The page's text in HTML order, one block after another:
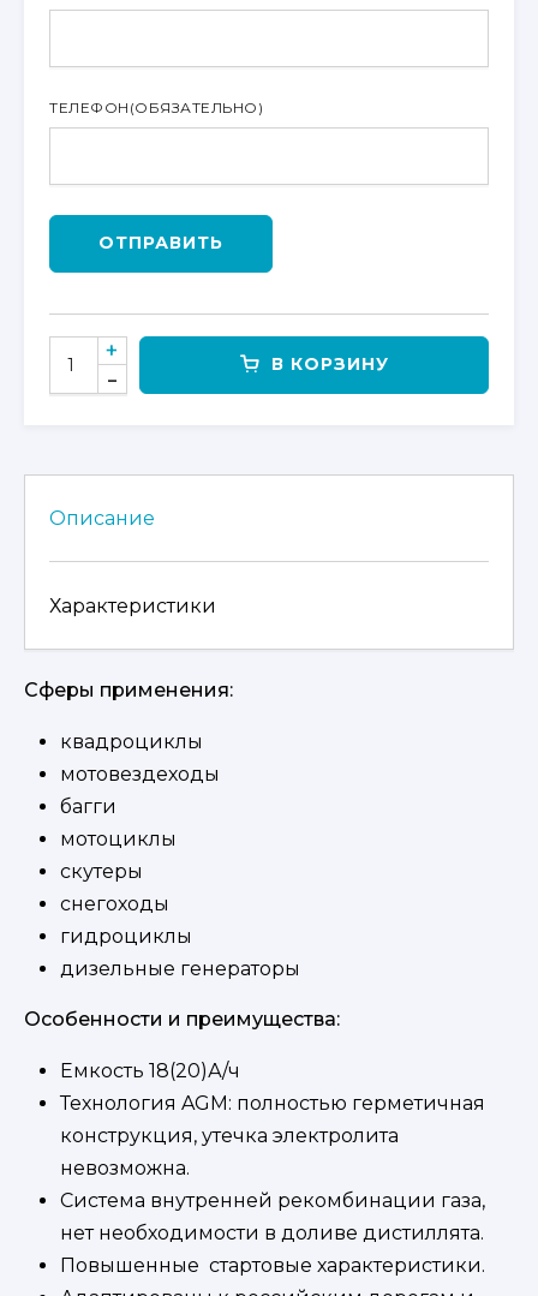
ТЕЛЕФОН (ОБЯЗАТЕЛЬНО)
ОТПРАВИТЬ
КОЛИЧЕСТВО
ТОВАРА
АКБ
18AH
В КОРЗИНУ
Описание
Характеристики
Сферы применения:
квадроциклы
мотовездеходы
багги
мотоциклы
скутеры
снегоходы
гидроциклы
дизельные генераторы
Особенности и преимущества:
Емкость 18(20)А/ч
Технология AGM: полностью герметичная
конструкция, утечка электролита
невозможна.
Система внутренней рекомбинации газа,
нет необходимости в доливе дистиллята.
Повышенные стартовые характеристики.